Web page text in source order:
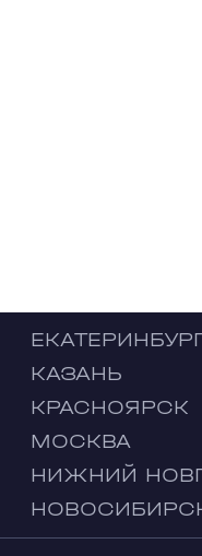
КАЗАНЬ
КРАСНОЯРСК
МОСКВА
НИЖНИЙ